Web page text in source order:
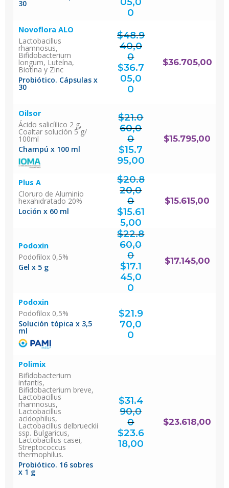
30
0El
precio
Novoflora ALO
Lactobacillus
rhamnosus,
Bifidobacterium
longum, Luteína,
Biotina y Zinc
Probiótico. Cápsulas x
30
$48.9
40,0
0
El
precio
original
era:
$48.940,00.
$36.7
05,0
0El
precio
$36.705,00
Oilsor
Ácido salicíilico 2 g,
Coaltar solución 5 g/
100ml
Champú x 100 ml
$21.0
60,0
0
El
precio
original
era:
$21.060,00.
$15.7
95,00precio
actual
es:
$15.795,00.
$15.795,00
Plus A
Cloruro de Aluminio
hexahidratado 20%
Loción x 60 ml
$20.8
20,0
0
El
precio
original
era:
$20.820,00.
$15.61
5,00El
precio
actual
es:
$15.615,00.
$15.615,00
Podoxin
Podofilox 0,5%
Gel x 5 g
$22.8
60,0
0
El
precio
original
era:
$22.860,00.
$17.1
45,0
0El
precio
$17.145,00
Podoxin
Podofilox 0,5%
Solución tópica x 3,5
ml
$21.9
70,0
0
Polimix
Bifidobacterium
infantis,
Bifidobacterium breve,
Lactobacillus
rhamnosus,
Lactobacillus
acidophilus,
Lactobacillus delbrueckii
ssp. Bulgaricus,
Lactobacillus casei,
Streptococcus
thermophilus.
Probiótico. 16 sobres
x 1 g
$31.4
90,0
0
El
precio
original
era:
$31.490,00.
$23.6
18,00Elprecio
actual
es:
$23.618,00.
$23.618,00